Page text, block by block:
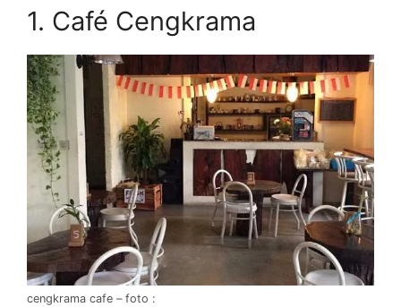
1. Café Cengkrama
cengkrama cafe – foto :